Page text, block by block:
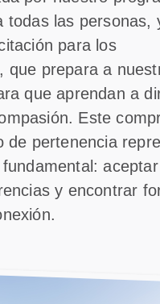
todas las personas,
para los
que prepara a
que aprendan a
Este
de pertenencia
aceptar
y encontrar